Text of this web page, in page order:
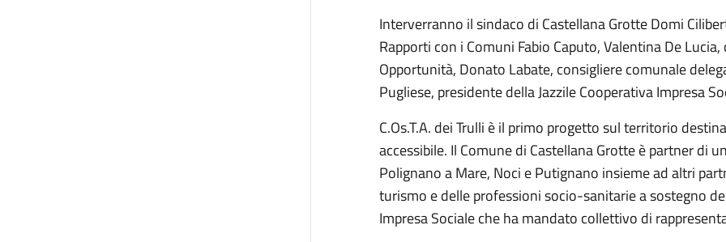
Interverranno il sindaco di Castellana Grotte Domi
Rapporti con i Comuni Fabio Caputo, Valentina De
Opportunità, Donato Labate, consigliere comunale
Pugliese, presidente della Jazzile Cooperativa Impresa
C.Os.T.A. dei Trulli è il primo progetto sul territorio
accessibile. Il Comune di Castellana Grotte è partner di
Polignano a Mare, Noci e Putignano insieme ad altri
turismo e delle professioni socio-sanitarie a sostegno
Impresa Sociale che ha mandato collettivo di